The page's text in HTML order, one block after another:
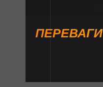
ПЕРЕВАГИ